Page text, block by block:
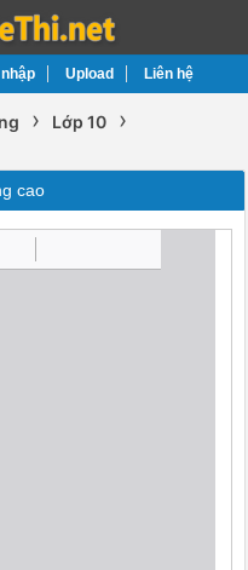
Upload Liên hệ
› Lớp 10 ›
cao